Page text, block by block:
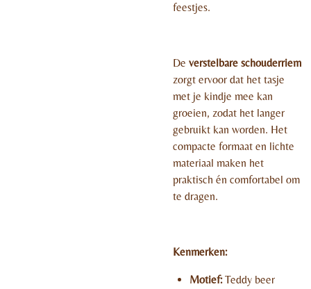
feestjes.
De verstelbare schouderriem
zorgt ervoor dat het tasje
met je kindje mee kan
groeien, zodat het langer
gebruikt kan worden. Het
compacte formaat en lichte
materiaal maken het
praktisch én comfortabel om
te dragen.
Kenmerken:
Motief:Teddy beer